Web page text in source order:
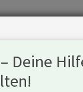
Deine